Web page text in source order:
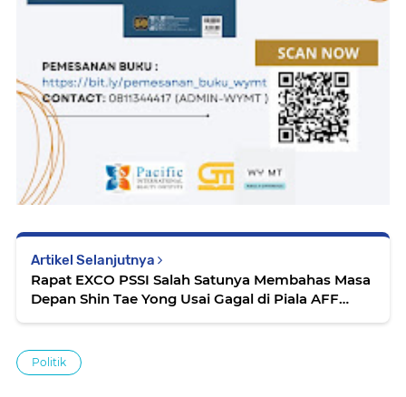
Artikel Selanjutnya
Rapat EXCO PSSI Salah Satunya Membahas Masa
Depan Shin Tae Yong Usai Gagal di Piala AFF
Politik